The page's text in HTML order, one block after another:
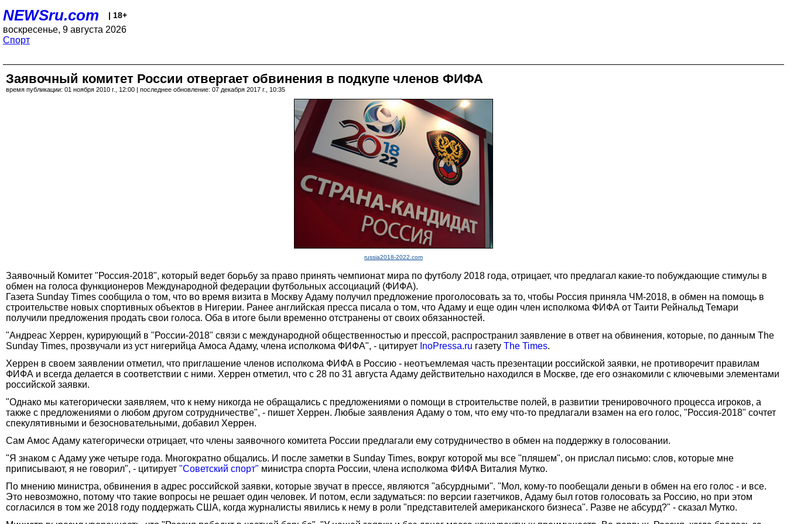
NEWSru.com | 18+
воскресенье, 9 августа 2026
Спорт
Заявочный комитет России отвергает обвинения в подкупе членов ФИФА
время публикации: 01 ноября 2010 г., 12:00 | последнее обновление: 07 декабря 2017 г., 10:35
russia2018-2022.com
Заявочный Комитет "Россия-2018", который ведет борьбу за право принять чемпионат мира по футболу 2018 года, отрицает, что предлагал какие-то побуждающие стимулы в
обмен на голоса функционеров Международной федерации футбольных ассоциаций (ФИФА).
Газета Sunday Times сообщила о том, что во время визита в Москву Адаму получил предложение проголосовать за то, чтобы Россия приняла ЧМ-2018, в обмен на помощь в
строительстве новых спортивных объектов в Нигерии. Ранее английская пресса писала о том, что Адаму и еще один член исполкома ФИФА от Таити Рейнальд Темари
получили предложения продать свои голоса. Оба в итоге были временно отстранены от своих обязанностей.
"Андреас Херрен, курирующий в "России-2018" связи с международной общественностью и прессой, распространил заявление в ответ на обвинения, которые, по данным The
Sunday Times, прозвучали из уст нигерийца Амоса Адаму, члена исполкома ФИФА", - цитирует InoPressa.ru газету The Times.
Херрен в своем заявлении отметил, что приглашение членов исполкома ФИФА в Россию - неотъемлемая часть презентации российской заявки, не противоречит правилам
ФИФА и всегда делается в соответствии с ними. Херрен отметил, что с 28 по 31 августа Адаму действительно находился в Москве, где его ознакомили с ключевыми элементами
российской заявки.
"Однако мы категорически заявляем, что к нему никогда не обращались с предложениями о помощи в строительстве полей, в развитии тренировочного процесса игроков, а
также с предложениями о любом другом сотрудничестве", - пишет Херрен. Любые заявления Адаму о том, что ему что-то предлагали взамен на его голос, "Россия-2018" сочтет
спекулятивными и безосновательными, добавил Херрен.
Сам Амос Адаму категорически отрицает, что члены заявочного комитета России предлагали ему сотрудничество в обмен на поддержку в голосовании.
"Я знаком с Адаму уже четыре года. Многократно общались. И после заметки в Sunday Times, вокруг которой мы все "пляшем", он прислал письмо: слов, которые мне
приписывают, я не говорил", - цитирует "Советский спорт" министра спорта России, члена исполкома ФИФА Виталия Мутко.
По мнению министра, обвинения в адрес российской заявки, которые звучат в прессе, являются "абсурдными". "Мол, кому-то пообещали деньги в обмен на его голос - и все.
Это невозможно, потому что такие вопросы не решает один человек. И потом, если задуматься: по версии газетчиков, Адаму был готов голосовать за Россию, но при этом
согласился в том же 2018 году поддержать США, когда журналисты явились к нему в роли "представителей американского бизнеса". Разве не абсурд?" - сказал Мутко.